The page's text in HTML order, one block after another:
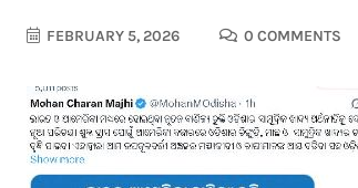
FEBRUARY 5, 2026 0 COMMENTS